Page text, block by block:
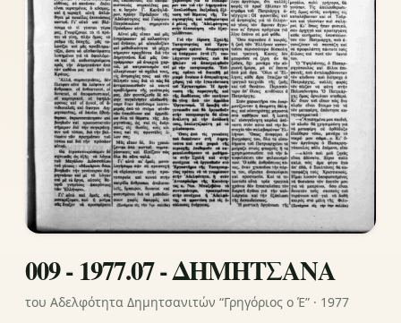
009 - 1977.07 - ΔΗΜΗΤΣΑΝΑ
του Αδελφότητα Δημητσανιτών “Γρηγόριος ο Έ” · 1977